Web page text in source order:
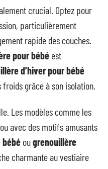
crucial. Optez pour
particulièrement
rapide des couches.
pour bébé est
d’hiver pour bébé
grâce à son isolation.
Les modèles comme les
ou avec des motifs amusants
ougrenouillère
charmante au vestiaire